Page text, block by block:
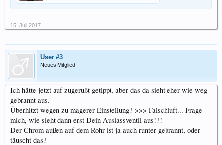
15. Juli 2017
User #3
Neues Mitglied
Ich hätte jetzt auf zugerußt getippt, aber das da sieht eher wie weg
gebrannt aus.
Überhitzt wegen zu magerer Einstellung? >>> Falschluft... Frage
mich, wie sieht dann erst Dein Auslassventil aus!?!
Der Chrom außen auf dem Rohr ist ja auch runter gebrannt, oder
täuscht das?